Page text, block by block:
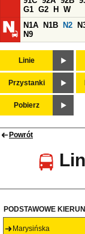
G1 G2 H
W
N1A
N1B N2
N9
Linie
Przystanki
Pobierz
Powrót
PODSTAWOWE
Marysińska